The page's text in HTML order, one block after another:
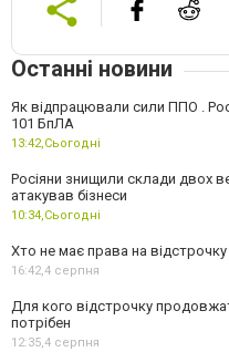
Останні новини
Як відпрацювали сили ППО .
101 БпЛА
13:42,Сьогодні
Росіяни знищили склади двох
атакував бізнеси
10:34,Сьогодні
Хто не має права на
16:42,4 серпня
Для кого відстрочку
потрібен
12:35,4 серпня